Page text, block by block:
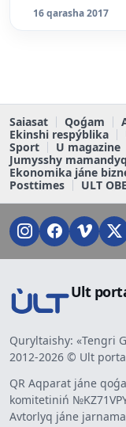
16 qarasha 2017
Saiasat Qoǵam
Ekinshi respýblika
Sport
U magazine
Jumysshy
Ekonomika jáne
Posttimes
ULT
Ult
Quryltaishy: «Tengri
2012-2026 © Ult
QR Aqparat jáne
komitetiniń
Avtorlyq jáne